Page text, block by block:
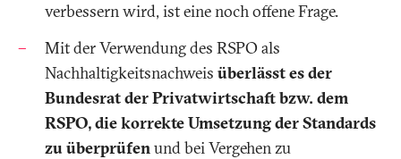
verbessern wird, ist eine noch offene Frage.
Mit der Verwendung des RSPO als
Nachhaltigkeitsnachweis überlässt es der
Bundesrat der Privatwirtschaft bzw. dem
RSPO, die korrekte Umsetzung der Standards
zu überprüfenund bei Vergehen zu